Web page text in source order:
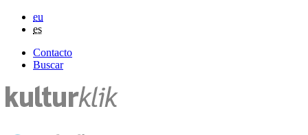
eu
es
Contacto
Buscar